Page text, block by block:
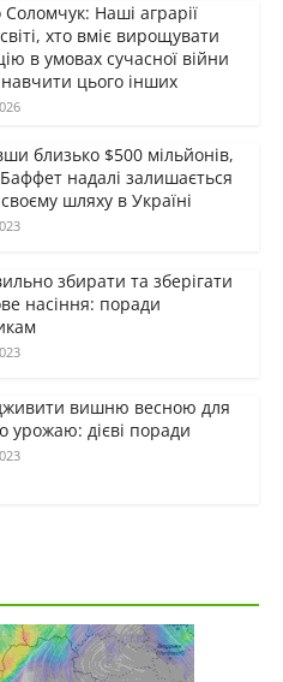
Наші аграрії
хто вміє вирощувати
в умовах сучасної війни
цього інших
близько $500 мільйонів,
надалі залишається
шляху в Україні
збирати та зберігати
насіння: поради
вишню весною для
урожаю: дієві поради